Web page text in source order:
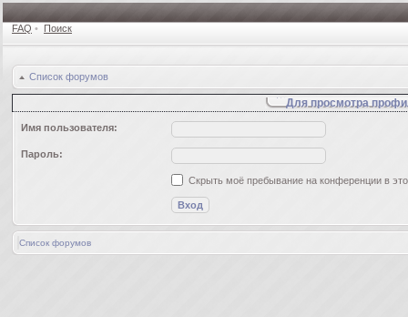
FAQ • Поиск
Список форумов
Для просмотра
Имя пользователя:
Пароль:
Скрыть моё пребывание на конференции в
Список форумов